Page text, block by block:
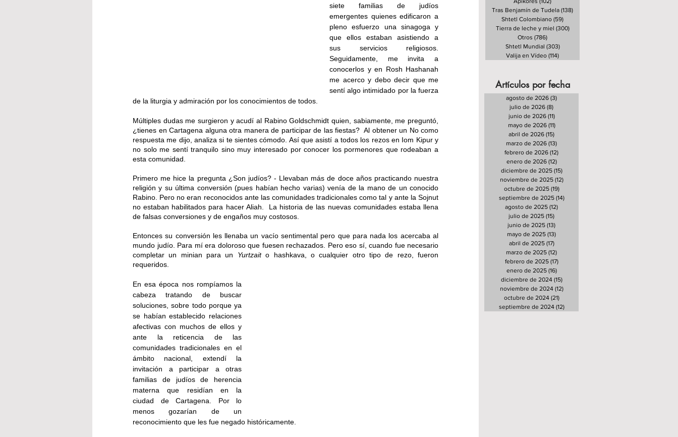
siete familias de judíos
emergentes quienes edificaron a
pleno esfuerzo una sinagoga y
que ellos estaban asistiendo a
sus servicios religiosos.
Seguidamente, me invita a
conocerlos y en Rosh Hashanah
me acerco y debo decir que me
sentí algo intimidado por la fuerza
de la liturgia y admiración por los conocimientos de todos.
Múltiples dudas me surgieron y acudí al Rabino Goldschmidt quien, sabiamente, me preguntó,
¿tienes en Cartagena alguna otra manera de participar de las fiestas?  Al obtener un No como
respuesta me dijo, analiza si te sientes cómodo. Así que asistí a todos los rezos en Iom Kipur y
no solo me sentí tranquilo sino muy interesado por conocer los pormenores que rodeaban a
esta comunidad.
Primero me hice la pregunta ¿Son judíos? - Llevaban más de doce años practicando nuestra
religión y su última conversión (pues habían hecho varias) venía de la mano de un conocido
Rabino. Pero no eran reconocidos ante las comunidades tradicionales como tal y ante la Sojnut
no estaban habilitados para hacer Aliah.  La historia de las nuevas comunidades estaba llena
de falsas conversiones y de engaños muy costosos.
Entonces su conversión les llenaba un vacío sentimental pero que para nada los acercaba al
mundo judío. Para mí era doloroso que fuesen rechazados. Pero eso sí, cuando fue necesario
completar un minian para un Yurtzait o hashkava, o cualquier otro tipo de rezo, fueron
requeridos.
En esa época nos rompíamos la
cabeza tratando de buscar
soluciones, sobre todo porque ya
se habían establecido relaciones
afectivas con muchos de ellos y
ante la reticencia de las
comunidades tradicionales en el
ámbito nacional, extendí la
invitación a participar a otras
familias de judíos de herencia
materna que residían en la
ciudad de Cartagena. Por lo
menos gozarían de un
reconocimiento que les fue negado históricamente.
Tras Benjamín de Tudela (138)
Shtetl Colombiano (59)
Tierra de leche y miel (300)300 entradas
Otros (786)
Shtetl Mundial (303)303 entradas
Valija en Vídeo (114)
Artículos por fecha
agosto de 2026 (3)
julio de 2026 (8)
junio de 2026 (11)11 entradas
mayo de 2026 (11)11 entradas
abril de 2026 (15)
marzo de 2026 (13)
febrero de 2026 (12)
enero de 2026 (12)12 entradas
diciembre de 2025 (15)15 entradas
noviembre de 2025 (12)12 entradas
octubre de 2025 (19)19 entradas
septiembre de 2025 (14)14 entradas
agosto de 2025 (12)
julio de 2025 (15)
junio de 2025 (13)
mayo de 2025 (13)
abril de 2025 (17)17 entradas
marzo de 2025 (12)
febrero de 2025 (17)17 entradas
enero de 2025 (16)16 entradas
diciembre de 2024 (15)15 entradas
noviembre de 2024 (12)12 entradas
octubre de 2024 (21)21 entradas
septiembre de 2024 (12)12 entradas